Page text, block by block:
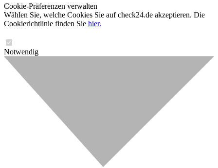
Cookie-Präferenzen verwalten
Wählen Sie, welche Cookies Sie auf check24.de akzeptieren. Die
Cookierichtlinie finden Sie hier.
Notwendig